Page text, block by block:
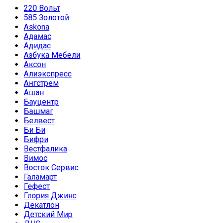
220 Вольт
585 Золотой
Askona
Адамас
Адидас
Азбука Мебели
Аксон
Алиэкспресс
Ангстрем
Ашан
Бауцентр
Башмаг
Белвест
Би Би
Бифри
Вестфалика
Вимос
Восток Сервис
Галамарт
Гефест
Глория Джинс
Декатлон
Детский Мир